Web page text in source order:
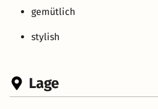
gemütlich
stylish
Lage